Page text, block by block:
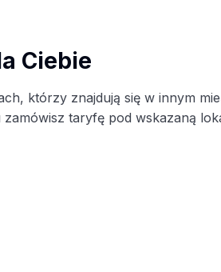
Ciebie
którzy znajdują się w innym
taryfę pod wskazaną